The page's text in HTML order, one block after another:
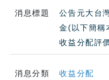
消息標題
公告元大台
金(以下簡稱
收益分配評
消息分類 收益分配